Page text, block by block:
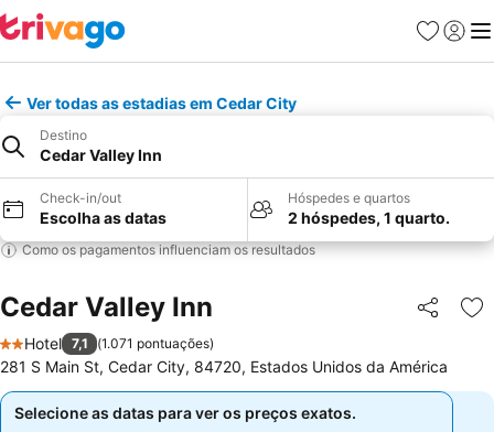
Favoritos
Iniciar
Ver todas as estadias em Cedar City
Destino
Cedar Valley Inn
Check-in/out
Escolha as datas
Hóspedes e quartos
2 hóspedes, 1 quarto.
Como os pagamentos influenciam os resultados
Cedar Valley Inn Partilhar
2 Estrelas
Hotel 7,1 (1.071 pontuações)
281 S Main St, Cedar City, 84720, Estados Unidos da América
Selecione as datas para ver os preços exatos.
Selecione as datas para ver os preços exatos.